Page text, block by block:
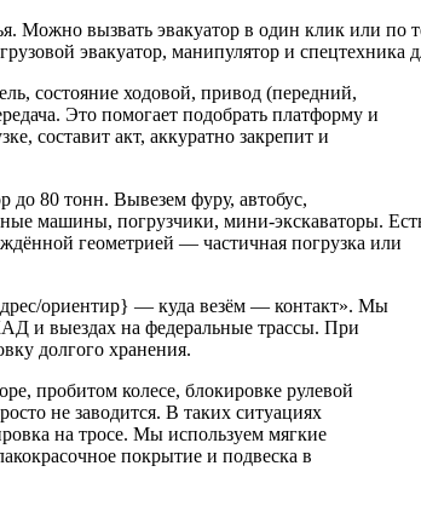
вызвать эвакуатор в один клик или по
эвакуатор, манипулятор и спецтехника
состояние ходовой, привод (передний,
Это помогает подобрать платформу и
составит акт, аккуратно закрепит и
до 80 тонн. Вывезем фуру, автобус,
машины, погрузчики, мини-экскаваторы.
геометрией — частичная погрузка или
ориентир} — куда везём — контакт». Мы
и выездах на федеральные трассы. При
долгого хранения.
пробитом колесе, блокировке рулевой
не заводится. В таких ситуациях
на тросе. Мы используем мягкие
покрытие и подвеска в